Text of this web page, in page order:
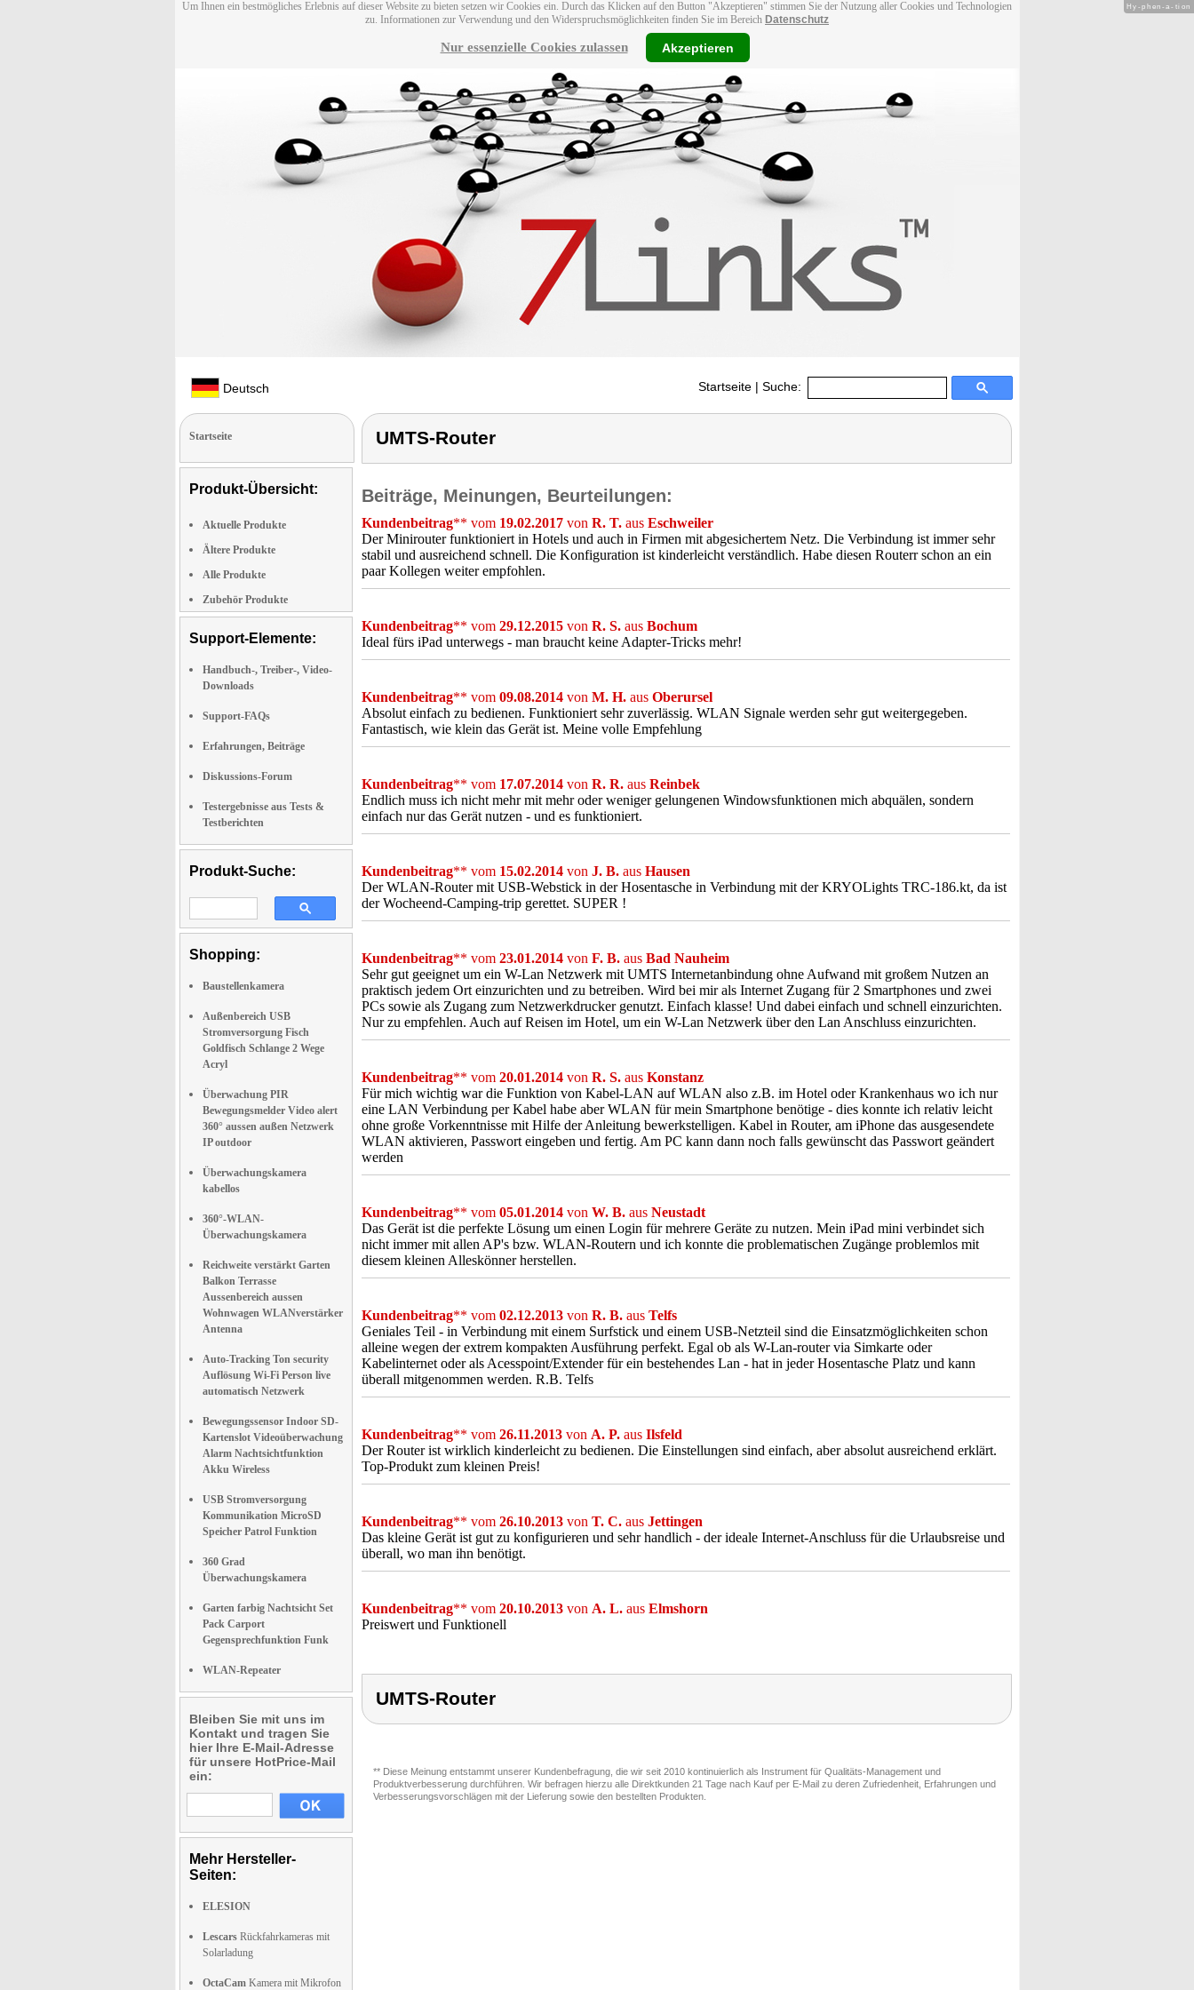
Um Ihnen ein bestmögliches Erlebnis auf dieser Website zu bieten setzen wir Cookies ein. Durch das Klicken auf den Button "Akzeptieren" stimmen Sie der Nutzung aller Cookies und Technologien
zu. Informationen zur Verwendung und den Widerspruchsmöglichkeiten finden Sie im Bereich Datenschutz
Nur essenzielle Cookies zulassen Akzeptieren
Deutsch Startseite | Suche:
Startseite
Produkt-Übersicht:
Aktuelle Produkte
Ältere Produkte
Alle Produkte
Zubehör Produkte
Support-Elemente:
Handbuch-, Treiber-, Video-
Downloads
Support-FAQs
Erfahrungen, Beiträge
Diskussions-Forum
Testergebnisse aus Tests &
Testberichten
Produkt-Suche:
Shopping:
Baustellenkamera
Außenbereich USB
Stromversorgung Fisch
Goldfisch Schlange 2 Wege
Acryl
Überwachung PIR
Bewegungsmelder Video alert
360° aussen außen Netzwerk
IP outdoor
Überwachungskamera
kabellos
360°-WLAN-
Überwachungskamera
Reichweite verstärkt Garten
Balkon Terrasse
Aussenbereich aussen
Wohnwagen WLANverstärker
Antenna
Auto-Tracking Ton security
Auflösung Wi-Fi Person live
automatisch Netzwerk
Bewegungssensor Indoor SD-
Kartenslot Videoüberwachung
Alarm Nachtsichtfunktion
Akku Wireless
USB Stromversorgung
Kommunikation MicroSD
Speicher Patrol Funktion
360 Grad
Überwachungskamera
Garten farbig Nachtsicht Set
Pack Carport
Gegensprechfunktion Funk
WLAN-Repeater
Bleiben Sie mit uns im
Kontakt und tragen Sie
hier Ihre E-Mail-Adresse
für unsere HotPrice-Mail
ein:
Mehr Hersteller-
Seiten:
ELESION
Lescars Rückfahrkameras mit
Solarladung
OctaCam Kamera mit Mikrofon
UMTS-Router
Beiträge, Meinungen, Beurteilungen:
Kundenbeitrag** vom 19.02.2017 von R. T. aus Eschweiler
Der Minirouter funktioniert in Hotels und auch in Firmen mit abgesichertem Netz. Die Verbindung ist immer sehr
stabil und ausreichend schnell. Die Konfiguration ist kinderleicht verständlich. Habe diesen Routerr schon an ein
paar Kollegen weiter empfohlen.
Kundenbeitrag** vom 29.12.2015 von R. S. aus Bochum
Ideal fürs iPad unterwegs - man braucht keine Adapter-Tricks mehr!
Kundenbeitrag** vom 09.08.2014 von M. H. aus Oberursel
Absolut einfach zu bedienen. Funktioniert sehr zuverlässig. WLAN Signale werden sehr gut weitergegeben.
Fantastisch, wie klein das Gerät ist. Meine volle Empfehlung
Kundenbeitrag** vom 17.07.2014 von R. R. aus Reinbek
Endlich muss ich nicht mehr mit mehr oder weniger gelungenen Windowsfunktionen mich abquälen, sondern
einfach nur das Gerät nutzen - und es funktioniert.
Kundenbeitrag** vom 15.02.2014 von J. B. aus Hausen
Der WLAN-Router mit USB-Webstick in der Hosentasche in Verbindung mit der KRYOLights TRC-186.kt, da ist
der Wocheend-Camping-trip gerettet. SUPER !
Kundenbeitrag** vom 23.01.2014 von F. B. aus Bad Nauheim
Sehr gut geeignet um ein W-Lan Netzwerk mit UMTS Internetanbindung ohne Aufwand mit großem Nutzen an
praktisch jedem Ort einzurichten und zu betreiben. Wird bei mir als Internet Zugang für 2 Smartphones und zwei
PCs sowie als Zugang zum Netzwerkdrucker genutzt. Einfach klasse! Und dabei einfach und schnell einzurichten.
Nur zu empfehlen. Auch auf Reisen im Hotel, um ein W-Lan Netzwerk über den Lan Anschluss einzurichten.
Kundenbeitrag** vom 20.01.2014 von R. S. aus Konstanz
Für mich wichtig war die Funktion von Kabel-LAN auf WLAN also z.B. im Hotel oder Krankenhaus wo ich nur
eine LAN Verbindung per Kabel habe aber WLAN für mein Smartphone benötige - dies konnte ich relativ leicht
ohne große Vorkenntnisse mit Hilfe der Anleitung bewerkstelligen. Kabel in Router, am iPhone das ausgesendete
WLAN aktivieren, Passwort eingeben und fertig. Am PC kann dann noch falls gewünscht das Passwort geändert
werden
Kundenbeitrag** vom 05.01.2014 von W. B. aus Neustadt
Das Gerät ist die perfekte Lösung um einen Login für mehrere Geräte zu nutzen. Mein iPad mini verbindet sich
nicht immer mit allen AP's bzw. WLAN-Routern und ich konnte die problematischen Zugänge problemlos mit
diesem kleinen Alleskönner herstellen.
Kundenbeitrag** vom 02.12.2013 von R. B. aus Telfs
Geniales Teil - in Verbindung mit einem Surfstick und einem USB-Netzteil sind die Einsatzmöglichkeiten schon
alleine wegen der extrem kompakten Ausführung perfekt. Egal ob als W-Lan-router via Simkarte oder
Kabelinternet oder als Acesspoint/Extender für ein bestehendes Lan - hat in jeder Hosentasche Platz und kann
überall mitgenommen werden. R.B. Telfs
Kundenbeitrag** vom 26.11.2013 von A. P. aus Ilsfeld
Der Router ist wirklich kinderleicht zu bedienen. Die Einstellungen sind einfach, aber absolut ausreichend erklärt.
Top-Produkt zum kleinen Preis!
Kundenbeitrag** vom 26.10.2013 von T. C. aus Jettingen
Das kleine Gerät ist gut zu konfigurieren und sehr handlich - der ideale Internet-Anschluss für die Urlaubsreise und
überall, wo man ihn benötigt.
Kundenbeitrag** vom 20.10.2013 von A. L. aus Elmshorn
Preiswert und Funktionell
UMTS-Router
** Diese Meinung entstammt unserer Kundenbefragung, die wir seit 2010 kontinuierlich als Instrument für Qualitäts-Management und
Produktverbesserung durchführen. Wir befragen hierzu alle Direktkunden 21 Tage nach Kauf per E-Mail zu deren Zufriedenheit, Erfahrungen und
Verbesserungsvorschlägen mit der Lieferung sowie den bestellten Produkten.
Hy-phen-a-tion